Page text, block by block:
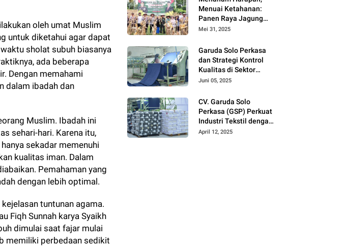
oleh umat Muslim
untuk diketahui agar dapat
sholat subuh biasanya
ada beberapa
Dengan memahami
dalam ibadah dan
Muslim. Ibadah ini
sehari-hari. Karena itu,
sekadar memenuhi
kualitas iman. Dalam
Pemahaman yang
dengan lebih optimal.
tuntunan agama.
Fiqh Sunnah karya Syaikh
dimulai saat fajar mulai
memiliki perbedaan sedikit
Menuai Ketahanan:
Panen Raya Jagung
Warnai Sinergi Polres
Moutong
Mei 31, 2025
Garuda Solo Perkasa
dan Strategi Kontrol
Kualitas di Sektor
Tekstil
Juni 05, 2025
CV. Garuda Solo
Perkasa (GSP) Perkuat
Industri Tekstil dengan
Produksi Kain Greige
April 12, 2025